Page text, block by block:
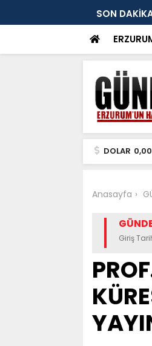
SON
Murat Yakut'un İz Bırakan
DOLAR
Anasayfa
Giriş